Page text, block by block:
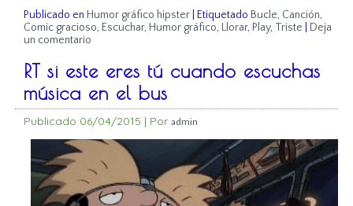
Publicado en Humor gráfico hipster |Etiquetado Bucle, Canción,
Comic gracioso, Escuchar, Humor gráfico, Llorar, Play, Triste
Deja
un comentario
RT si este eres tú cuando escuchas
música en el bus
Publicado 06/04/2015 | Por admin